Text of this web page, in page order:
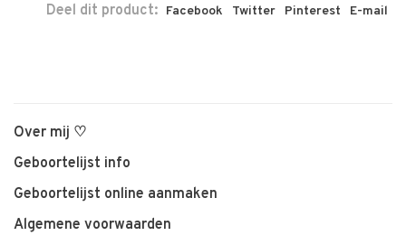
Deel dit product: Facebook Twitter Pinterest E-mail
Over mij ♡
Geboortelijst info
Geboortelijst online aanmaken
Algemene voorwaarden